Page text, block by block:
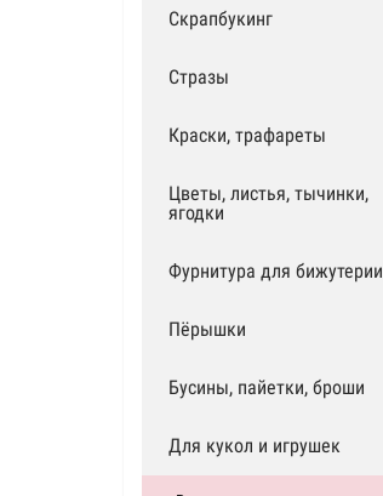
Скрапбукинг
Стразы
Краски, трафареты
Цветы, листья, тычинки,
ягодки
Фурнитура для бижутерии
Пёрышки
Бусины, пайетки, броши
Для кукол и игрушек